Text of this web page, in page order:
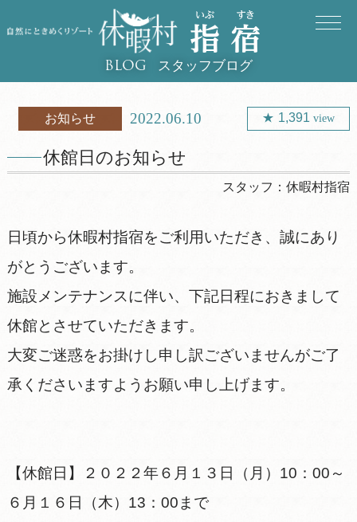
BLOG スタッフブログ
お知らせ 2022.06.10 1,391view
休館日のお知らせ
スタッフ：休暇村指宿
日頃から休暇村指宿をご利用いただき、誠にあり
がとうございます。
施設メンテナンスに伴い、下記日程におきまして
休館とさせていただきます。
大変ご迷惑をお掛けし申し訳ございませんがご了
承くださいますようお願い申し上げます。
【休館日】２０２２年６月１３日（月）10：00～
６月１６日（木）13：00まで